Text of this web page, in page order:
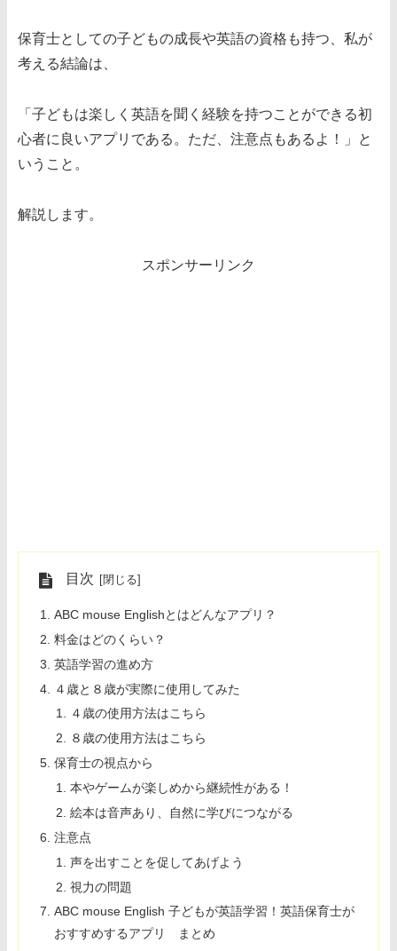
保育士としての子どもの成長や英語の資格も持つ、私が
考える結論は、
「子どもは楽しく英語を聞く経験を持つことができる初
心者に良いアプリである。ただ、注意点もあるよ！」と
いうこと。
解説します。
スポンサーリンク
目次
ABC mouse Englishとはどんなアプリ？
料金はどのくらい？
英語学習の進め方
４歳と８歳が実際に使用してみた
４歳の使用方法はこちら
８歳の使用方法はこちら
保育士の視点から
本やゲームが楽しめから継続性がある！
絵本は音声あり、自然に学びにつながる
注意点
声を出すことを促してあげよう
視力の問題
ABC mouse English 子どもが英語学習！英語保育士が
おすすめするアプリ まとめ